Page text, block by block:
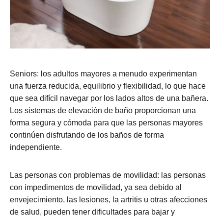
Seniors: los adultos mayores a menudo experimentan
una fuerza reducida, equilibrio y flexibilidad, lo que hace
que sea difícil navegar por los lados altos de una bañera.
Los sistemas de elevación de baño proporcionan una
forma segura y cómoda para que las personas mayores
continúen disfrutando de los baños de forma
independiente.
Las personas con problemas de movilidad: las personas
con impedimentos de movilidad, ya sea debido al
envejecimiento, las lesiones, la artritis u otras afecciones
de salud, pueden tener dificultades para bajar y